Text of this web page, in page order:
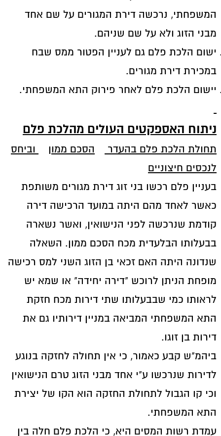
המשפחתי, נרכשה דירת המגורים על שם אחד
מבני הזוג ולא על שם שניהם.
ישום הלכת פלם גם לעניין הפטור ממס שבח
במכירת דירת מגורים.
יישום הלכת פלם לאחר פירוק התא המשפחתי.
ניתוח האספקטים העולים מהלכת פלם
תחולת הלכת פלם בהעדר הסכם ממון
וביחס
לנכסים חיצוניים
בעניין פלם רכשו בני זוג דירת מגורים משותפת
כאשר לאחד מהם היתה במועד הרכישה דירה
קודמת שנרכשה לפני הנישואין, ואשר נשארה
בבעלותו הבלעדית מכח הסכם ממון. השאלה
שנדונה היתה האם זכאי בן הזוג השני למס רכישה
מופחת הניתן לרוכש "דירה יחידה" או שמא יש
לראותו כמי שבבעלותו שתי דירות מכח חזקת
התא המשפחתי המביאה במניין דירותיו גם את
דירות בן זוגו.
ביהמ"ש קבע כאמור, כי אין תחולה לחזקה בנוגע
לדירות שנרכשו ע"י אחד מבני הזוג טרם הנישואין
וכי קו הגבול לתחולת החזקה הוא הקו של יצירת
התא המשפחתי.
עמדת רשות המסים היא, כי הלכת פלם חלה בין